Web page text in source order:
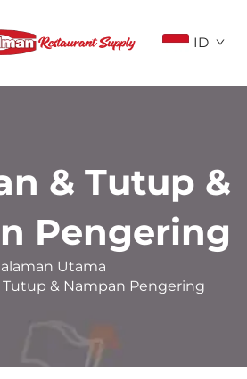
ID
& Tutup &
Pengering
Utama
Tutup & Nampan Pengering